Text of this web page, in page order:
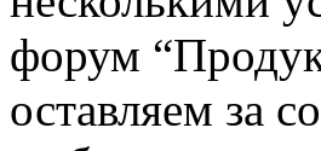
форум
оставляем за